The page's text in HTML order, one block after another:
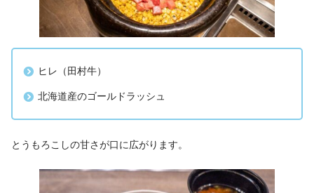
ヒレ（田村牛）
北海道産のゴールドラッシュ
とうもろこしの甘さが口に広がります。